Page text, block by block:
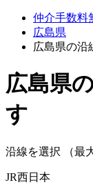
仲介手数料
広島県
広島県の沿
広島県
す
沿線を選択 （最
JR西日本